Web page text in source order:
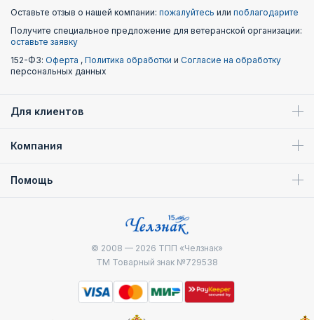
Оставьте отзыв о нашей компании: пожалуйтесь или поблагодарите
Получите специальное предложение для ветеранской организации:
оставьте заявку
152-ФЗ: Оферта , Политика обработки и Согласие на обработку
персональных данных
Для клиентов
Компания
Помощь
© 2008 — 2026 ТПП «Челзнак»
ТМ Товарный знак №729538